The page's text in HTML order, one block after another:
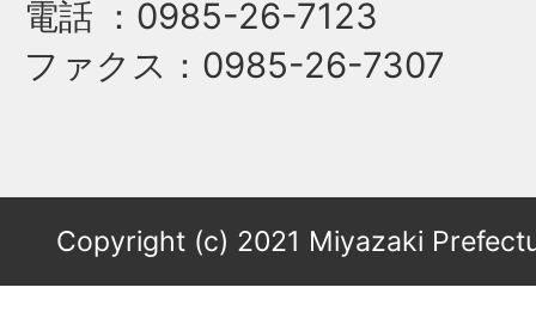
電話 ：0985-26-7123
ファクス ：0985-26-7307
Copyright (c) 2021 Miyazaki